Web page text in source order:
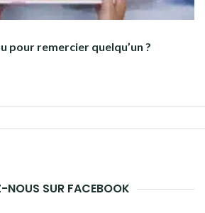
pour remercier quelqu’un ?
NOUS SUR FACEBOOK